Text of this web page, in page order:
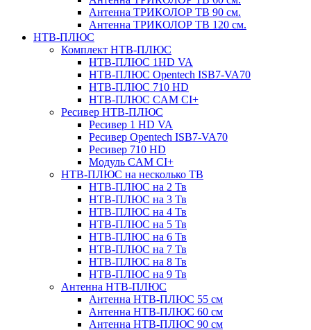
Антенна ТРИКОЛОР ТВ 90 см.
Антенна ТРИКОЛОР ТВ 120 см.
НТВ-ПЛЮС
Комплект НТВ-ПЛЮС
НТВ-ПЛЮС 1HD VA
НТВ-ПЛЮС Opentech ISB7-VA70
НТВ-ПЛЮС 710 HD
НТВ-ПЛЮС CAM CI+
Ресивер НТВ-ПЛЮС
Ресивер 1 HD VA
Ресивер Opentech ISB7-VA70
Ресивер 710 HD
Модуль CAM CI+
НТВ-ПЛЮС на несколько ТВ
НТВ-ПЛЮС на 2 Тв
НТВ-ПЛЮС на 3 Тв
НТВ-ПЛЮС на 4 Тв
НТВ-ПЛЮС на 5 Тв
НТВ-ПЛЮС на 6 Тв
НТВ-ПЛЮС на 7 Тв
НТВ-ПЛЮС на 8 Тв
НТВ-ПЛЮС на 9 Тв
Антенна НТВ-ПЛЮС
Антенна НТВ-ПЛЮС 55 см
Антенна НТВ-ПЛЮС 60 см
Антенна НТВ-ПЛЮС 90 см